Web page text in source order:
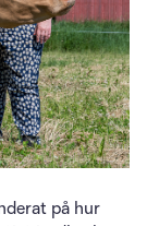
på hur